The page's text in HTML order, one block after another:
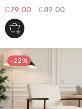
€ 79.00 € 89.00
-22%